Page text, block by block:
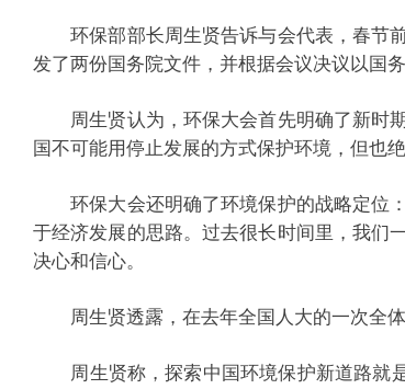
环保部部长周生贤告诉与会代表，春节前
发了两份国务院文件，并根据会议决议以国
周生贤认为，环保大会首先明确了新时期
国不可能用停止发展的方式保护环境，但也
环保大会还明确了环境保护的战略定位：
于经济发展的思路。过去很长时间里，我们
决心和信心。
周生贤透露，在去年全国人大的一次全体
周生贤称，探索中国环境保护新道路就是